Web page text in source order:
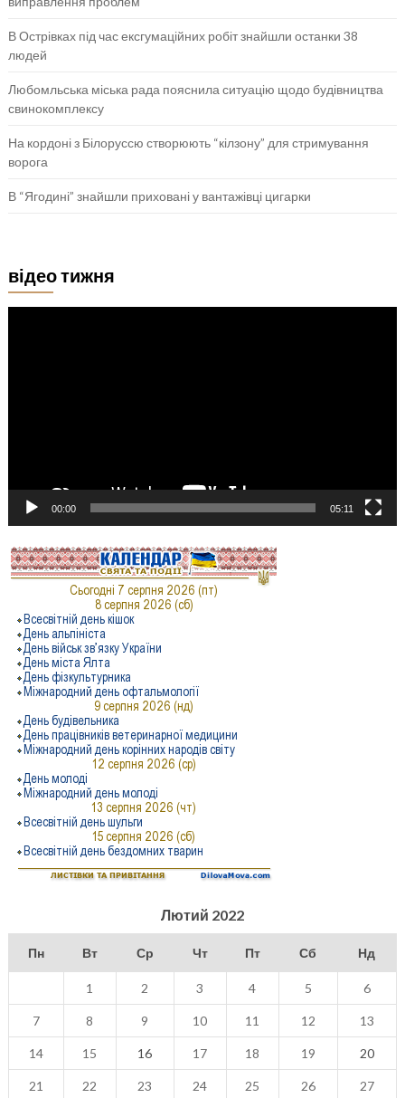
В Острівках під час ексгумаційних робіт знайшли останки 38
людей
Любомльська міська рада пояснила ситуацію щодо будівництва
свинокомплексу
На кордоні з Білоруссю створюють “кілзону” для стримування
ворога
В “Ягодині” знайшли приховані у вантажівці цигарки
відео тижня
00:00 05:11
Лютий 2022
Пн Вт Ср Чт Пт Сб Нд
1 2 3 4 5 6
7 8 9 10 11 12 13
14 15 16 17 18 19 20
21 22 23 24 25 26 27